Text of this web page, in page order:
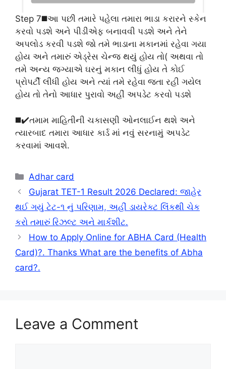
Step 7◼️આ પછી તમારે પહેલા તમારા ભાડા કરારને સ્કેન
કરવો પડશે અને પીડીએફ બનાવવી પડશે અને તેને
અપલોડ કરવી પડશે જો તમે ભાડાના મકાનમાં રહેવા ગયા
હોય અને તમારું એડ્રેસ ચેન્જ થયું હોય તો( અથવા તો
તમે અન્ય જગ્યાએ ઘરનું મકાન લીધું હોય તે કોઈ
પ્રોપર્ટી લીધી હોય અને ત્યાં તમે રહેવા જતા રહી ગયેલ
હોય તો તેનો આધાર પુરાવો અહીં અપડેટ કરવો પડશે
◼️✔️તમામ માહિતીની ચકાસણી ઓનલાઈન થશે અને
ત્યારબાદ તમારા આધાર કાર્ડ માં નવું સરનામું અપડેટ
કરવામાં આવશે.
Categories
Adhar card
Gujarat TET-1 Result 2026 Declared: જાહેર
થઈ ગયું ટેટ-૧ નું પરિણામ, અહીં ડાયરેક્ટ લિંકથી ચેક
કરો તમારું રિઝલ્ટ અને માર્કશીટ.
How to Apply Online for ABHA Card (Health
Card)?. Thanks What are the benefits of Abha
card?.
Leave a Comment